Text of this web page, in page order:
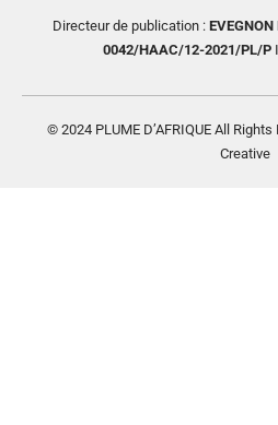
Directeur de publication :
0042/HAAC/12-2021/PL/PI
© 2024 PLUME D’AFRIQUE All
Creative